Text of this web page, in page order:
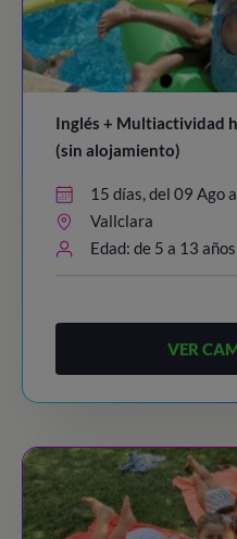
Inglés + Multiactividad
(sin alojamiento)
15 días, del 09 Ago
Vallclara
Edad: de 5 a 13 años
VER